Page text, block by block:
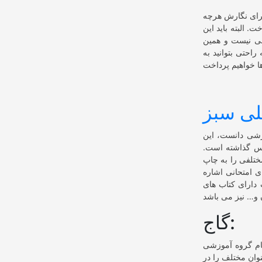
نگارش هرچه
البته باید این
نیست و همین
بتوانید به
سبز
دانست، این
گذاشته است.
را به چاپ
امتحانی اشاره
دارای کتاب های
گاج:
گروه آموزشی
است، این انتشارات از سال 1381 وارد عرصه شد و توانست بیش از 1500 عنوان مختلف را در